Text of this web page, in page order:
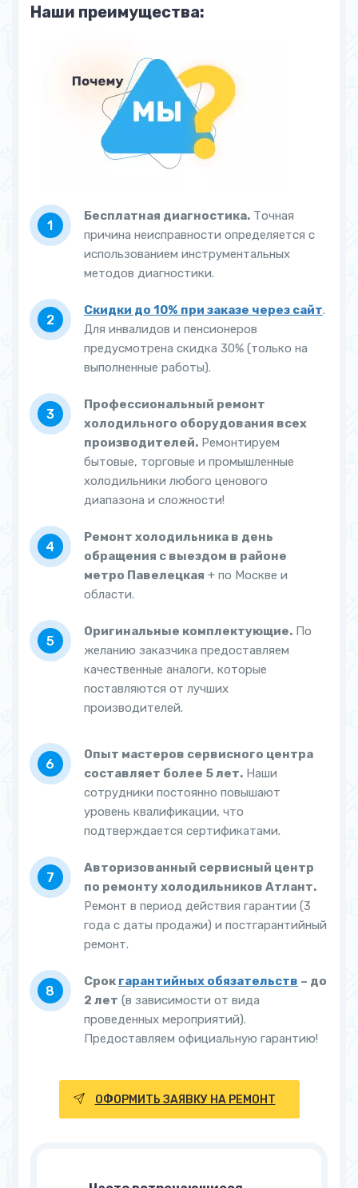
Наши преимущества:
Бесплатная диагностика. Точная
причина неисправности определяется с
использованием инструментальных
методов диагностики.
Скидки до 10% при заказе через сайт.
Для инвалидов и пенсионеров
предусмотрена скидка 30% (только на
выполненные работы).
Профессиональный ремонт
холодильного оборудования всех
производителей. Ремонтируем
бытовые, торговые и промышленные
холодильники любого ценового
диапазона и сложности!
Ремонт холодильника в день
обращения с выездом в районе
метро Павелецкая + по Москве и
области.
Оригинальные комплектующие. По
желанию заказчика предоставляем
качественные аналоги, которые
поставляются от лучших
производителей.
Опыт мастеров сервисного центра
составляет более 5 лет. Наши
сотрудники постоянно повышают
уровень квалификации, что
подтверждается сертификатами.
Авторизованный сервисный центр
по ремонту холодильников Атлант.
Ремонт в период действия гарантии (3
года с даты продажи) и постгарантийный
ремонт.
Срок гарантийных обязательств – до
2 лет (в зависимости от вида
проведенных мероприятий).
Предоставляем официальную гарантию!
ОФОРМИТЬ ЗАЯВКУ НА РЕМОНТ